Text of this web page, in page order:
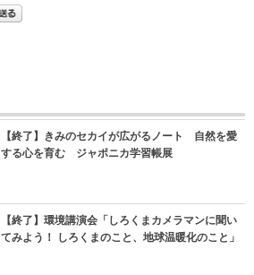
【終了】きみのセカイが広がるノート 自然を愛
する心を育む ジャポニカ学習帳展
【終了】環境講演会「しろくまカメラマンに聞い
てみよう！ しろくまのこと、地球温暖化のこと」